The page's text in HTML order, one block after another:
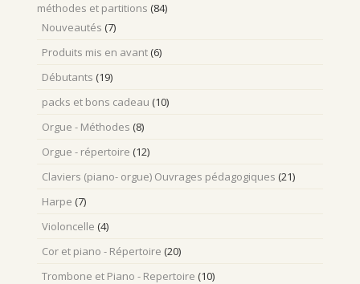
méthodes et partitions (84)
Nouveautés (7)
Produits mis en avant (6)
Débutants (19)
packs et bons cadeau (10)
Orgue - Méthodes (8)
Orgue - répertoire (12)
Claviers (piano- orgue) Ouvrages pédagogiques (21)
Harpe (7)
Violoncelle (4)
Cor et piano - Répertoire (20)
Trombone et Piano - Repertoire (10)